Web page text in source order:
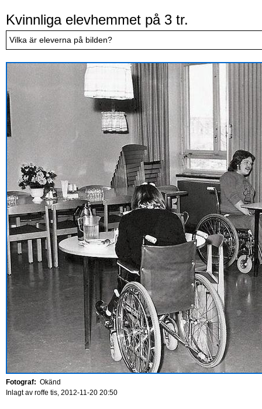
Kvinnliga elevhemmet på 3 tr.
Vilka är eleverna på bilden?
Fotograf: Okänd
Inlagt av roffe tis, 2012-11-20 20:50